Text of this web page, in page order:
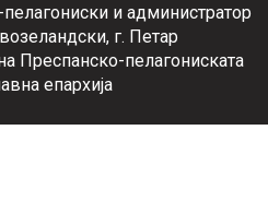
и администратор
г. Петар
Преспанско-пелагониската
епархија